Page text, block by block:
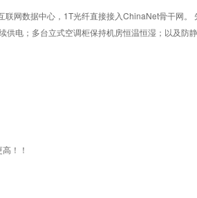
数据中心，1T光纤直接接入ChinaNet骨干网。
电；多台立式空调柜保持机房恒温恒湿；以及防
！！